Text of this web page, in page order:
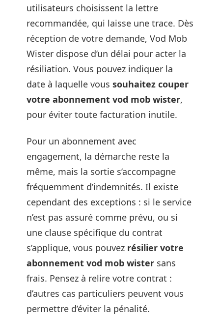
utilisateurs choisissent la lettre
recommandée, qui laisse une trace. Dès
réception de votre demande, Vod Mob
Wister dispose d’un délai pour acter la
résiliation. Vous pouvez indiquer la
date à laquelle vous souhaitez couper
votre abonnement vod mob wister,
pour éviter toute facturation inutile.
Pour un abonnement avec
engagement, la démarche reste la
même, mais la sortie s’accompagne
fréquemment d’indemnités. Il existe
cependant des exceptions : si le service
n’est pas assuré comme prévu, ou si
une clause spécifique du contrat
s’applique, vous pouvez résilier votre
abonnement vod mob wister sans
frais. Pensez à relire votre contrat :
d’autres cas particuliers peuvent vous
permettre d’éviter la pénalité.